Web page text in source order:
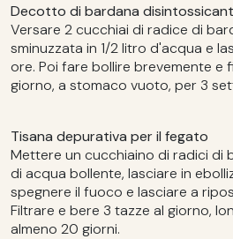
Decotto di bardana
Versare 2 cucchiai di radice di
sminuzzata in 1/2 litro d'acqua e
ore. Poi fare bollire brevemente e
giorno, a stomaco vuoto, per 3
Tisana depurativa per il fegato
Mettere un cucchiaino di radici di
di acqua bollente, lasciare in
spegnere il fuoco e lasciare a
Filtrare e bere 3 tazze al giorno,
almeno 20 giorni.